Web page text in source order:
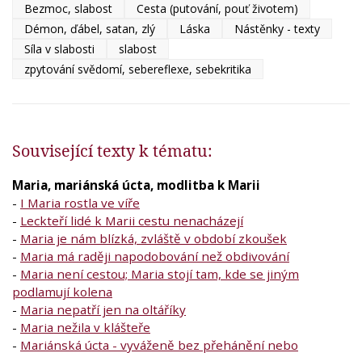
Bezmoc, slabost
Cesta (putování, pouť životem)
Démon, ďábel, satan, zlý
Láska
Nástěnky - texty
Síla v slabosti
slabost
zpytování svědomí, sebereflexe, sebekritika
Související texty k tématu:
Maria, mariánská úcta, modlitba k Marii
- I Maria rostla ve víře
- Leckteří lidé k Marii cestu nenacházejí
- Maria je nám blízká, zvláště v období zkoušek
- Maria má raději napodobování než obdivování
- Maria není cestou; Maria stojí tam, kde se jiným
podlamují kolena
- Maria nepatří jen na oltáříky
- Maria nežila v klášteře
- Mariánská úcta - vyváženě bez přehánění nebo